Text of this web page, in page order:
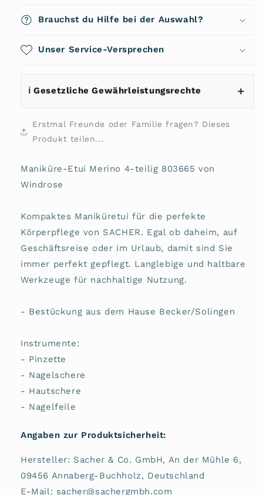
4-
803665
4-
803665
Brauchst du Hilfe bei der Auswahl?
Unser Service-Versprechen
ℹ️ Gesetzliche Gewährleistungsrechte
Erstmal Freunde oder Familie fragen? Dieses
Produkt teilen...
Maniküre-Etui Merino 4-teilig 803665 von
Windrose
Kompaktes Maniküretui für die perfekte
Körperpflege von SACHER. Egal ob daheim, auf
Geschäftsreise oder im Urlaub, damit sind Sie
immer perfekt gepflegt. Langlebige und haltbare
Werkzeuge für nachhaltige Nutzung.
- Bestückung aus dem Hause Becker/Solingen
Instrumente:
- Pinzette
- Nagelschere
- Hautschere
- Nagelfeile
Angaben zur Produktsicherheit:
Hersteller: Sacher & Co. GmbH, An der Mühle 6,
09456 Annaberg-Buchholz, Deutschland
E-Mail: sacher@sachergmbh.com